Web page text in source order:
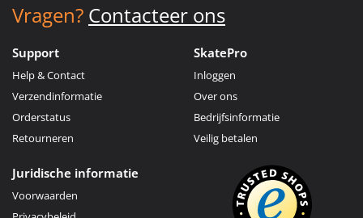
Vragen? Contacteer ons
Support
Help & Contact
Verzendinformatie
Orderstatus
Retourneren
SkatePro
Inloggen
Over ons
Bedrijfsinformatie
Veilig betalen
Juridische informatie
Voorwaarden